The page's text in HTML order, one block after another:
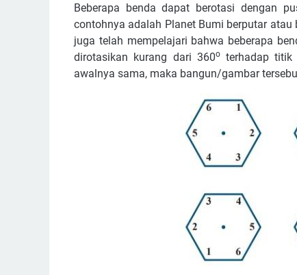
Beberapa benda dapat berotasi dengan
contohnya adalah Planet Bumi berputar
juga telah mempelajari bahwa beberapa
dirotasikan kurang dari 360oterhadap titik
awalnya sama, maka bangun/gambar